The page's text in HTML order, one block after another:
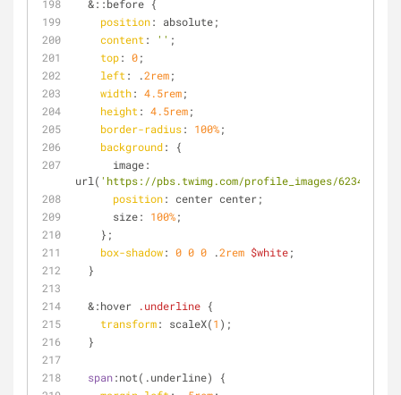
  &
::before {
position: absolute;
content : '' ;
top: 0;
left : .2rem;
width: 4.5rem;
height : 4.5rem;
border-radius: 100%;
background: {
url( 'https://pbs.twimg.com/profile_images/
position: center center;
      size:
100%;
    };
box-shadow: 0 0 0 .2rem $white;
  }
  &
:hover .underline {
transform: scaleX(1 );
  }
span:not(.underline) {